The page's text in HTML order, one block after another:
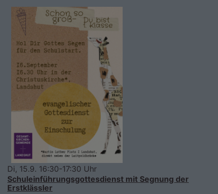
Di, 15.9. 16:30-17:30 Uhr
Schuleinführungsgottesdienst mit Segnung der
Erstklässler